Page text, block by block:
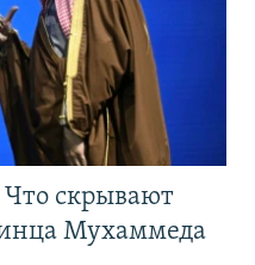
скрывают
Мухаммеда